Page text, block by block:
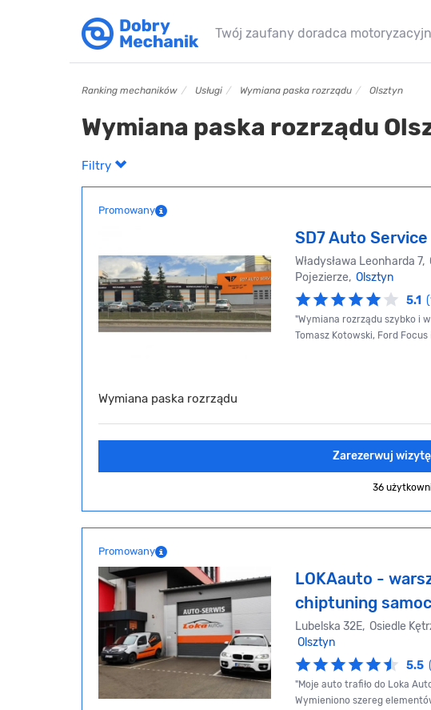
Twój zaufany doradca
Ranking mechaników Usługi Wymiana paska rozrządu Olsztyn
Wymiana paska rozrządu
Filtry
Promowany
SD7 Auto Service
Władysława Leonharda 7,
Pojezierze, Olsztyn
5.1
"Wymiana rozrządu szybko i
Tomasz Kotowski, Ford Focus
Wymiana paska rozrządu
Zarezerwuj wizytę
36
Promowany
LOKAauto -
chiptuning
Lubelska 32E, Osiedle
Olsztyn
5.5
"Moje auto trafiło do Loka
Wymieniono szereg